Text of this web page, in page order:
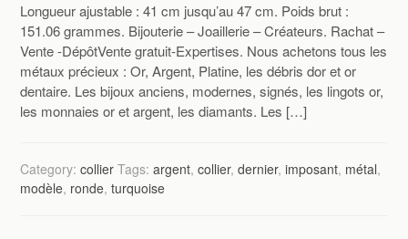
Longueur ajustable : 41 cm jusqu’au 47 cm. Poids brut :
151.06 grammes. Bijouterie – Joaillerie – Créateurs. Rachat –
Vente -DépôtVente gratuit-Expertises. Nous achetons tous les
métaux précieux : Or, Argent, Platine, les débris dor et or
dentaire. Les bijoux anciens, modernes, signés, les lingots or,
les monnaies or et argent, les diamants. Les […]
Category:collier Tags:argent,collier,dernier,imposant, métal,
modèle, ronde,turquoise